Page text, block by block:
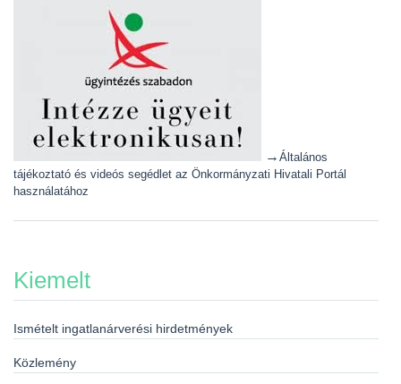
→ Általános
tájékoztató és videós segédlet az Önkormányzati Hivatali Portál
használatához
Kiemelt
Ismételt ingatlanárverési hirdetmények
Közlemény